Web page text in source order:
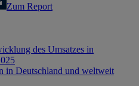
Zum Report
des Umsatzes in
in Deutschland und weltweit